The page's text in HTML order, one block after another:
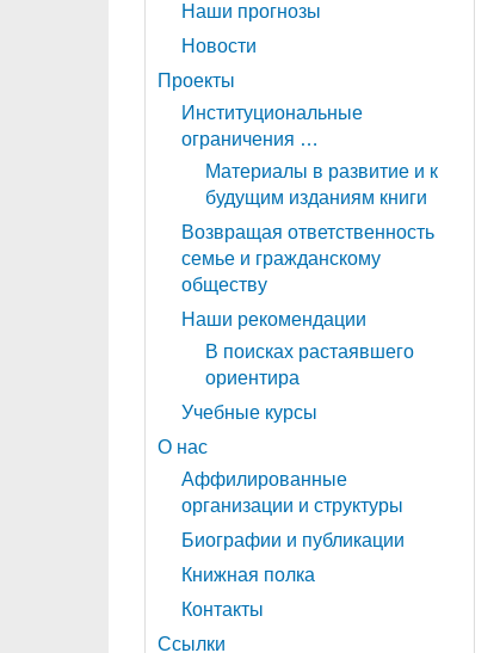
Наши прогнозы
Новости
Проекты
Институциональные
ограничения …
Материалы в развитие и к
будущим изданиям книги
Возвращая ответственность
семье и гражданскому
обществу
Наши рекомендации
В поисках растаявшего
ориентира
Учебные курсы
О нас
Аффилированные
организации и структуры
Биографии и публикации
Книжная полка
Контакты
Ссылки